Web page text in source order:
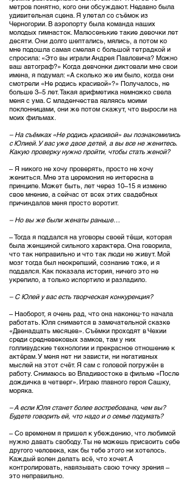
метров понятно, кого они обсуждают. Недавно была
удивительная сцена. Я улетал со съёмок из
Черногории. В аэропорту была команда наших
молодых гимнасток. Малюсенькие такие девочки лет
десяти. Они долго шептались, мялись, а потом ко
мне подошла самая смелая с большой тетрадкой и
спросила: «Это вы играли Андрея Павловича? Можно
ваш автограф?» Когда девчонки диктовали мне свои
имена, я подумал: «А сколько же им было, когда они
смотрели «Не родись красивой»?» Получалось, не
больше 3–5 лет. Такая арифметика немножко свела
меня с ума. С младенчества являясь моими
поклонницами, они же потом скажут, что выросли на
моих фильмах.
– На съёмках «Не родись красивой» вы познакомились
с Юлией. У вас уже двое детей, а вы все не женитесь.
Какую проверку нужно пройти, чтобы стать женой?
– Я никого не хочу проверять, просто не хочу
жениться. Мне эта церемония не интересна в
принципе. Может быть, лет через 10–15 я изменю
свое мнение, а сейчас от всех этих свадебных
причиндалов меня просто воротит.
– Но вы же были женаты раньше…
– Тогда я поддался на уговоры своей тёщи, которая
была женщиной сильного характера. Она говорила,
что так неправильно и что так люди не живут. Мой
мозг тогда был неокрепший, сознание тоже, и я
поддался. Как показала история, ничего это не
укрепило, а только испортило и разладило.
– С Юлей у вас есть творческая конкуренция?
– Наоборот, я очень рад, что она наконец-то начала
работать. Юля снимается в замечательной сказке
«Двенадцать месяцев». Съёмки проходят в Чехии
среди средневековых замков, там у них
голливудские технологии и прекрасное отношение к
актёрам. У меня нет ни зависти, ни негативных
мыслей на этот счёт. Я сам с головой погружён в
работу. Снимаюсь во Владивостоке в фильме «После
дождичка в четверг». Играю главного героя Сашку,
моряка.
– А если Юля станет более востребована, чем вы?
Будете говорить ей, что надо и о семье подумать?
– Со временем я пришел к убеждению, что любимой
нужно давать свободу. Ты не можешь присвоить себе
другого человека, как бы тебе этого ни хотелось.
Каждый волен делать всё, что хочет. А
контролировать, навязывать свою точку зрения –
это неправильно.